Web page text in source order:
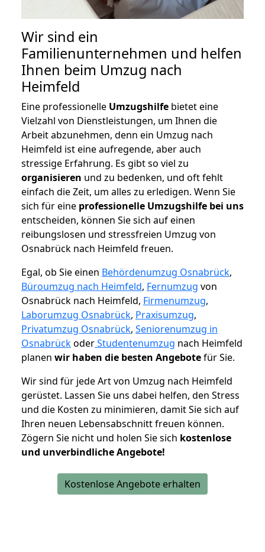
Wir sind ein
Familienunternehmen und helfen
Ihnen beim Umzug nach
Heimfeld
Eine professionelle Umzugshilfe bietet eine
Vielzahl von Dienstleistungen, um Ihnen die
Arbeit abzunehmen, denn ein Umzug nach
Heimfeld ist eine aufregende, aber auch
stressige Erfahrung. Es gibt so viel zu
organisieren und zu bedenken, und oft fehlt
einfach die Zeit, um alles zu erledigen. Wenn Sie
sich für eine professionelle Umzugshilfe bei uns
entscheiden, können Sie sich auf einen
reibungslosen und stressfreien Umzug von
Osnabrück nach Heimfeld freuen.
Egal, ob Sie einen Behördenumzug Osnabrück,
Büroumzug nach Heimfeld, Fernumzug von
Osnabrück nach Heimfeld, Firmenumzug,
Laborumzug Osnabrück, Praxisumzug,
Privatumzug Osnabrück, Seniorenumzug in
OsnabrückoderStudentenumzug nach Heimfeld
planen wir haben die besten Angebotefür Sie.
Wir sind für jede Art von Umzug nach Heimfeld
gerüstet. Lassen Sie uns dabei helfen, den Stress
und die Kosten zu minimieren, damit Sie sich auf
Ihren neuen Lebensabschnitt freuen können.
Zögern Sie nicht und holen Sie sich kostenlose
und unverbindliche Angebote!
Kostenlose Angebote erhalten